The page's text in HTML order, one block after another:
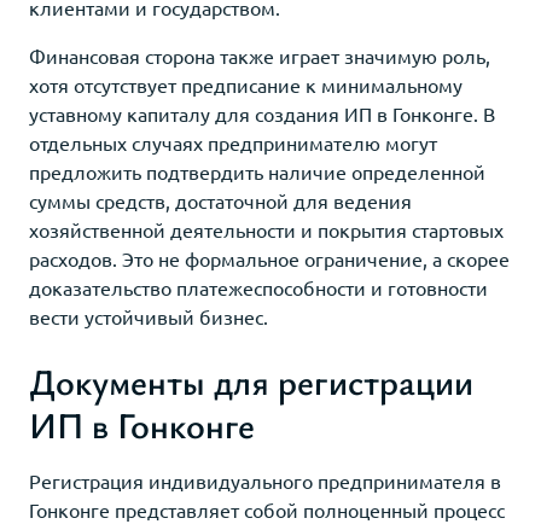
клиентами и государством.
Финансовая сторона также играет значимую роль,
хотя отсутствует предписание к минимальному
уставному капиталу для создания ИП в Гонконге. В
отдельных случаях предпринимателю могут
предложить подтвердить наличие определенной
суммы средств, достаточной для ведения
хозяйственной деятельности и покрытия стартовых
расходов. Это не формальное ограничение, а скорее
доказательство платежеспособности и готовности
вести устойчивый бизнес.
Документы для регистрации
ИП в Гонконге
Регистрация индивидуального предпринимателя в
Гонконге представляет собой полноценный процесс